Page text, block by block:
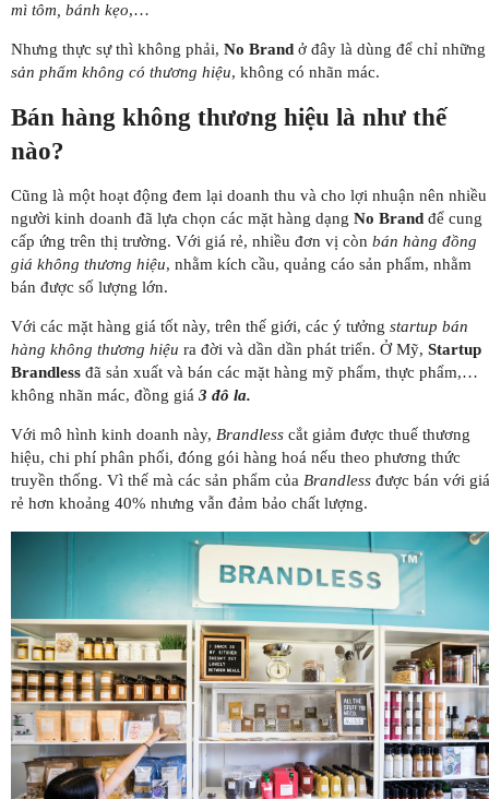
mì tôm, bánh kẹo,…
Nhưng thực sự thì không phải, No Brand ở đây là dùng để chỉ những
sản phẩm không có thương hiệu, không có nhãn mác.
Bán hàng không thương hiệu là như thế
nào?
Cũng là một hoạt động đem lại doanh thu và cho lợi nhuận nên nhiều
người kinh doanh đã lựa chọn các mặt hàng dạng No Brand để cung
cấp ứng trên thị trường. Với giá rẻ, nhiều đơn vị còn bán hàng đồng
giá không thương hiệu, nhằm kích cầu, quảng cáo sản phẩm, nhằm
bán được số lượng lớn.
Với các mặt hàng giá tốt này, trên thế giới, các ý tưởng startup bán
hàng không thương hiệu ra đời và dần dần phát triển. Ở Mỹ, Startup
Brandless đã sản xuất và bán các mặt hàng mỹ phẩm, thực phẩm,…
không nhãn mác, đồng giá 3 đô la.
Với mô hình kinh doanh này, Brandless cắt giảm được thuế thương
hiệu, chi phí phân phối, đóng gói hàng hoá nếu theo phương thức
truyền thống. Vì thế mà các sản phẩm của Brandless được bán với giá
rẻ hơn khoảng 40% nhưng vẫn đảm bảo chất lượng.